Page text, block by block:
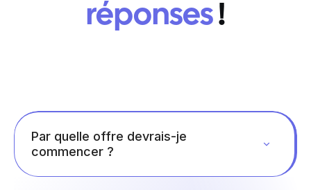
réponses!
Par quelle offre devrais-je
commencer ?